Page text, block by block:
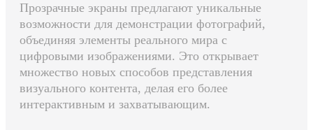
Прозрачные экраны предлагают уникальные
возможности для демонстрации фотографий,
объединяя элементы реального мира с
цифровыми изображениями. Это открывает
множество новых способов представления
визуального контента, делая его более
интерактивным и захватывающим.